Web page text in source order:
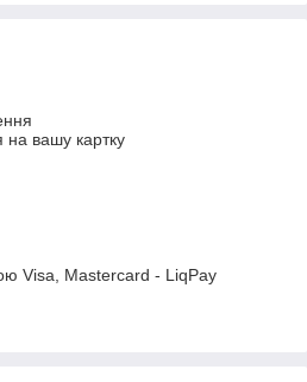
на вашу картку
Visa, Mastercard - LiqPay